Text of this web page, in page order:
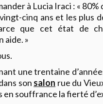
à Lucia Iraci : « 80%
cinq ans et les plus
que cet état de
aide. »
une trentaine
son salon rue du
en souffrance la fierté